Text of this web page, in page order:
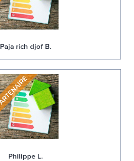
Paja rich djof B.
Philippe L.